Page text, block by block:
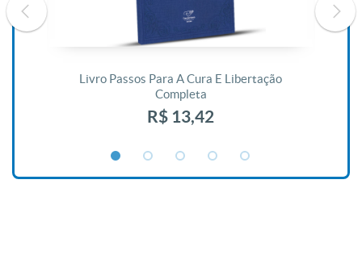
Livro Passos Para A Cura E Libertação
Completa
R$ 13,42